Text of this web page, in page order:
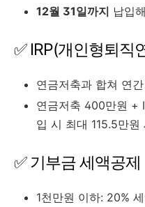
12월 31일까지 납입
✅ IRP(개인형퇴직
연금저축과 합쳐 연
연금저축 400만원 +
입 시 최대 115.5만원
✅ 기부금 세액공제
1천만원 이하: 20%